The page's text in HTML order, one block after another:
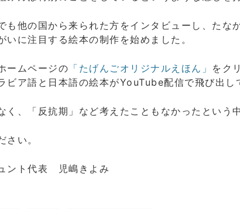
も他の国から来られた方をインタビューし、たな
いに注目する絵本の制作を始めました。
ームページの 「たげんごオリジナルえほん」 をク
ビア語と日本語の絵本がYouTube配信で飛び出し
く、「反抗期」など考えたこともなかったという
さい。
ント代表 児嶋きよみ